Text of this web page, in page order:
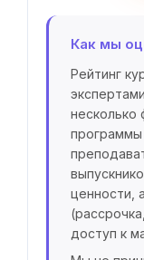
Как мы
Рейтинг
несколько
программы
ценности,
доступ к